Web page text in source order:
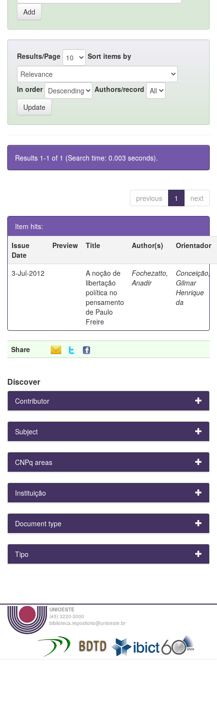
Results/Page Sort items by
In order Authors/record
Results 1-1 of 1 (Search time: 0.003 seconds).
previous 1 next
Item hits:
Issue
Date
Preview Title Author(s) Orientador
3-Jul-2012
A noção de
libertação
política no
pensamento
de Paulo
Freire
Fochezatto,
Anadir
Conceição,
Gilmar
Henrique
da
Share
Discover
Contributor
Subject
CNPq areas
Instituição
Document type
Tipo
UNIOESTE
(45) 3220-3000
biblioteca.repositorio@unioeste.br